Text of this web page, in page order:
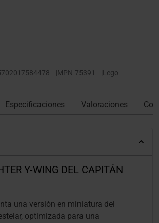
|MPN 75391 |Lego
Especificaciones Valoraciones
Y-WING DEL CAPITÁN
una versión en miniatura del
optimizada para una